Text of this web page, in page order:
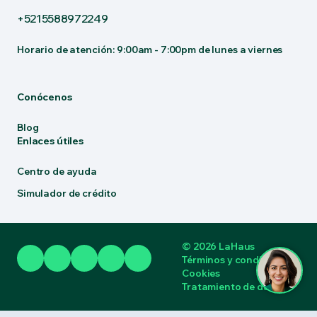
+5215588972249
Horario de atención: 9:00am - 7:00pm de lunes a viernes
Conócenos
Blog
Enlaces útiles
Centro de ayuda
Simulador de crédito
© 2026 LaHaus
Términos y condiciones
Cookies
Tratamiento de datos